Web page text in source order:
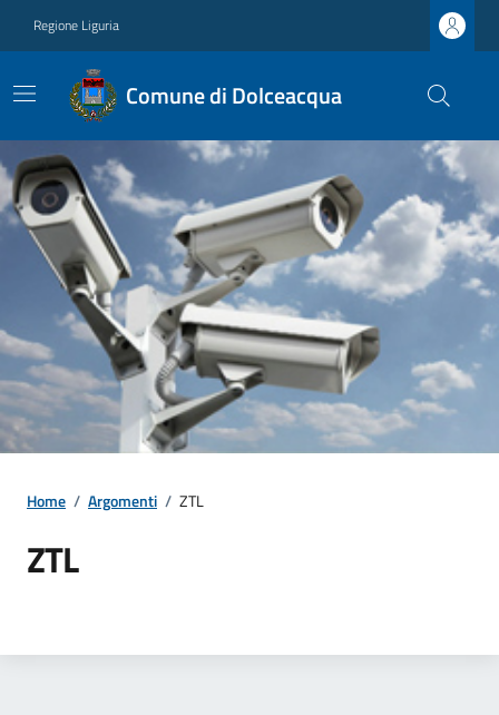
Regione Liguria
Comune di Dolceacqua
Home / Argomenti / ZTL
ZTL